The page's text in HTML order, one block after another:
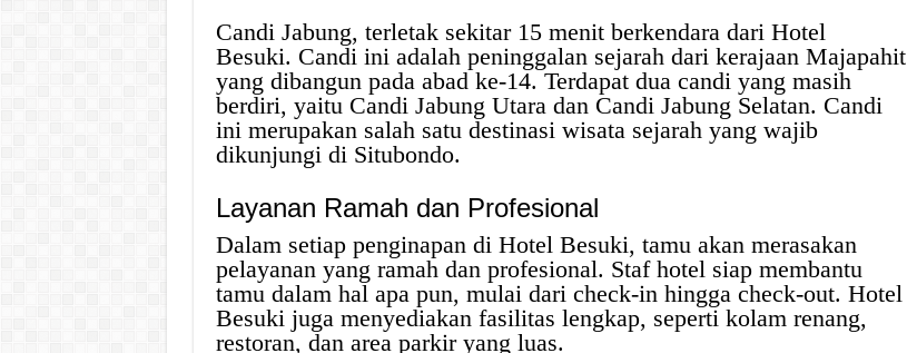
Candi Jabung, terletak sekitar 15 menit berkendara dari Hotel
Besuki. Candi ini adalah peninggalan sejarah dari kerajaan Majapahit
yang dibangun pada abad ke-14. Terdapat dua candi yang masih
berdiri, yaitu Candi Jabung Utara dan Candi Jabung Selatan. Candi
ini merupakan salah satu destinasi wisata sejarah yang wajib
dikunjungi di Situbondo.
Layanan Ramah dan Profesional
Dalam setiap penginapan di Hotel Besuki, tamu akan merasakan
pelayanan yang ramah dan profesional. Staf hotel siap membantu
tamu dalam hal apa pun, mulai dari check-in hingga check-out. Hotel
Besuki juga menyediakan fasilitas lengkap, seperti kolam renang,
restoran, dan area parkir yang luas.